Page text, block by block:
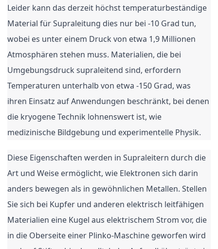
Leider kann das derzeit höchst temperaturbeständige
Material für Supraleitung dies nur bei -10 Grad tun,
wobei es unter einem Druck von etwa 1,9 Millionen
Atmosphären stehen muss. Materialien, die bei
Umgebungsdruck supraleitend sind, erfordern
Temperaturen unterhalb von etwa -150 Grad, was
ihren Einsatz auf Anwendungen beschränkt, bei denen
die kryogene Technik lohnenswert ist, wie
medizinische Bildgebung und experimentelle Physik.
Diese Eigenschaften werden in Supraleitern durch die
Art und Weise ermöglicht, wie Elektronen sich darin
anders bewegen als in gewöhnlichen Metallen. Stellen
Sie sich bei Kupfer und anderen elektrisch leitfähigen
Materialien eine Kugel aus elektrischem Strom vor, die
in die Oberseite einer Plinko-Maschine geworfen wird